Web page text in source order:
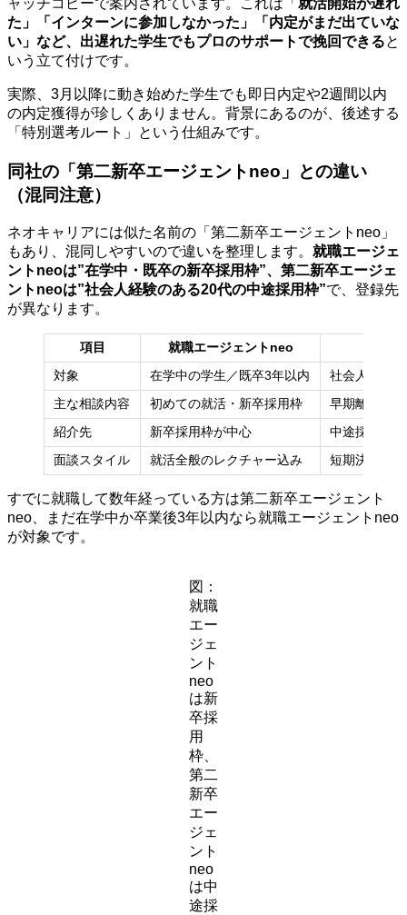
ャッチコピーで案内されています。これは「 就活開始が遅れ
た」「インターンに参加しなかった」「内定がまだ出ていな
い」など、出遅れた学生でもプロのサポートで挽回できると
いう立て付けです。
実際、3月以降に動き始めた学生でも即日内定や2週間以内
の内定獲得が珍しくありません。背景にあるのが、後述する
「特別選考ルート」という仕組みです。
同社の「第二新卒エージェントneo」との違い
（混同注意）
ネオキャリアには似た名前の「第二新卒エージェントneo」
もあり、混同しやすいので違いを整理します。 就職エージェ
ントneoは”在学中・既卒の新卒採用枠”、第二新卒エージェ
ントneoは”社会人経験のある20代の中途採用枠”で、登録先
が異なります。
項目 就職エージェントneo
対象 在学中の学生／既卒3年以内 社会人経験
主な相談内容 初めての就活・新卒採用枠 早期離職後
紹介先 新卒採用枠が中心 中途採用枠
面談スタイル 就活全般のレクチャー込み 短期決戦の
すでに就職して数年経っている方は第二新卒エージェント
neo、まだ在学中か卒業後3年以内なら就職エージェントneo
が対象です。
図：
就職
エー
ジェ
ント
neo
は新
卒採
用
枠、
第二
新卒
エー
ジェ
ント
neo
は中
途採